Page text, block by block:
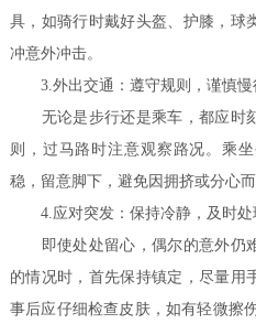
具，如骑行时戴好头盔、护膝，球
冲意外冲击。
3.外出交通：遵守规则，谨慎慢
无论是步行还是乘车，都应时
则，过马路时注意观察路况。乘
稳，留意脚下，避免因拥挤或分心而
4.应对突发：保持冷静，及时处
即使处处留心，偶尔的意外仍
的情况时，首先保持镇定，尽量用
事后应仔细检查皮肤，如有轻微擦